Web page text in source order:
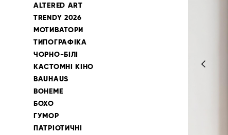
ALTERED ART
TRENDY 2026
МОТИВАТОРИ
ТИПОГРАФІКА
ЧОРНО-БІЛІ
КАСТОМНІ КІНО
BAUHAUS
BOHEME
БОХО
ГУМОР
ПАТРІОТИЧНІ